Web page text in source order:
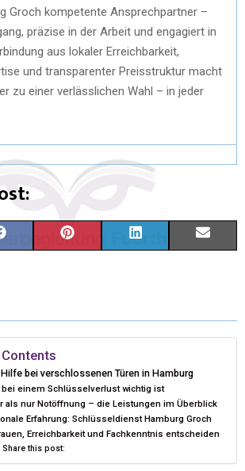
Groch kompetente Ansprechpartner –
präzise in der Arbeit und engagiert in
aus lokaler Erreichbarkeit,
und transparenter Preisstruktur macht
zu einer verlässlichen Wahl – in jeder
E
O
O
K
T
R
E
S
T
K
D
I
N
I
bei verschlossenen Türen in Hamburg
bei einem Schlüsselverlust wichtig ist
als nur Notöffnung – die Leistungen im Überblick
Erfahrung: Schlüsseldienst Hamburg Groch
Erreichbarkeit und Fachkenntnis entscheiden
Share this post: